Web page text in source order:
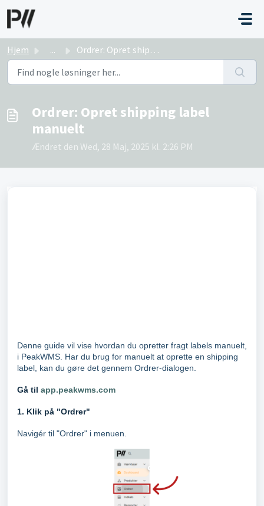
Hjem ... Ordrer: Opret shipping label manuelt
Ordrer: Opret shipping label
manuelt
Ændret den Wed, 28 Maj, 2025 kl. 2:26 PM
Denne guide vil vise hvordan du opretter fragt labels manuelt,
i PeakWMS. Har du brug for manuelt at oprette en shipping
label, kan du gøre det gennem Ordrer-dialogen.
Gå til app.peakwms.com
1. Klik på "Ordrer"
Navigér til "Ordrer" i menuen.